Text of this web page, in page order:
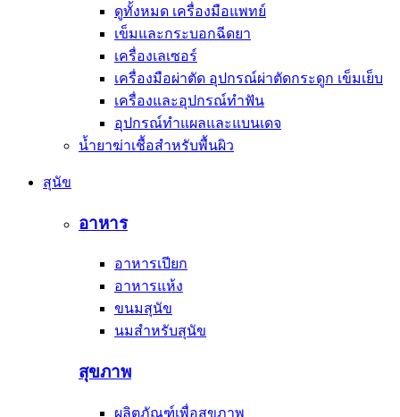
ดูทั้งหมด เครื่องมือแพทย์
เข็มและกระบอกฉีดยา
เครื่องเลเซอร์
เครื่องมือผ่าตัด อุปกรณ์ผ่าตัดกระดูก เข็มเย็บ
เครื่องและอุปกรณ์ทำฟัน
อุปกรณ์ทำแผลและแบนเดจ
น้ำยาฆ่าเชื้อสำหรับพื้นผิว
สุนัข
อาหาร
อาหารเปียก
อาหารแห้ง
ขนมสุนัข
นมสำหรับสุนัข
สุขภาพ
ผลิตภัณฑ์เพื่อสุขภาพ